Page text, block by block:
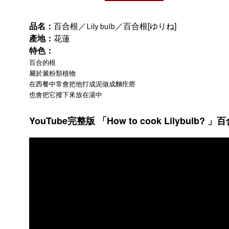
品名： 百合根／Lily bulb ／百合根[ゆりね]
產地： 花蓮
特色：
百合的根
屬於澱粉類植物
在西餐中常會把他打成泥做成麵疙瘩
也會把它撥下來放在湯中
YouTube完整版 「 How to cook Lilybulb? 」